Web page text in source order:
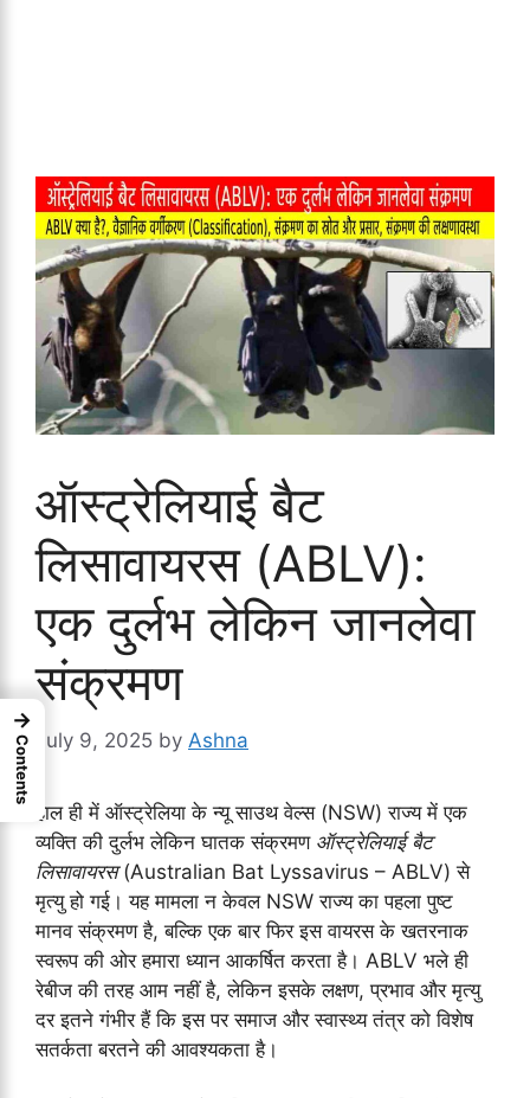
ऑस्ट्रेलियाई बैट
लिसावायरस (ABLV):
एक दुर्लभ लेकिन जानलेवा
संक्रमण
July 9, 2025 by Ashna
हाल ही में ऑस्ट्रेलिया के न्यू साउथ वेल्स (NSW) राज्य में एक
व्यक्ति की दुर्लभ लेकिन घातक संक्रमण ऑस्ट्रेलियाई बैट
लिसावायरस(Australian Bat Lyssavirus – ABLV) से
मृत्यु हो गई। यह मामला न केवल NSW राज्य का पहला पुष्ट
मानव संक्रमण है, बल्कि एक बार फिर इस वायरस के खतरनाक
स्वरूप की ओर हमारा ध्यान आकर्षित करता है। ABLV भले ही
रेबीज की तरह आम नहीं है, लेकिन इसके लक्षण, प्रभाव और मृत्यु
दर इतने गंभीर हैं कि इस पर समाज और स्वास्थ्य तंत्र को विशेष
सतर्कता बरतने की आवश्यकता है।
→
Contents